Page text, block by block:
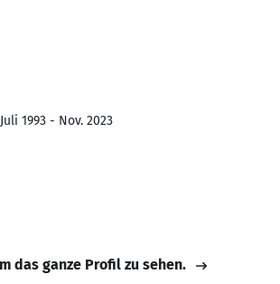
1993 - Nov. 2023
das ganze Profil zu sehen.